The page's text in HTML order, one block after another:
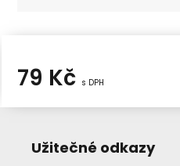
79 Kč s DPH
Užitečné odkazy